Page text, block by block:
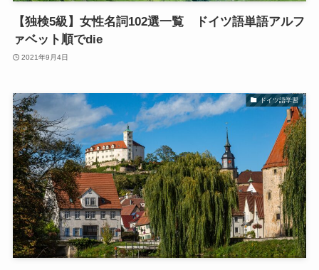
【独検5級】女性名詞102選一覧 ドイツ語単語アルフ
ァベット順でdie
2021年9月4日
ドイツ語学習